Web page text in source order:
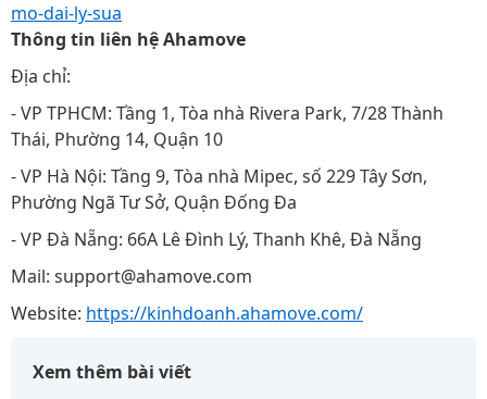
mo-dai-ly-sua
Thông tin liên hệ Ahamove
Địa chỉ:
- VP TPHCM: Tầng 1, Tòa nhà Rivera Park, 7/28 Thành
Thái, Phường 14, Quận 10
- VP Hà Nội: Tầng 9, Tòa nhà Mipec, số 229 Tây Sơn,
Phường Ngã Tư Sở, Quận Đống Đa
- VP Đà Nẵng: 66A Lê Đình Lý, Thanh Khê, Đà Nẵng
Mail: support@ahamove.com
Website: https://kinhdoanh.ahamove.com/
Xem thêm bài viết